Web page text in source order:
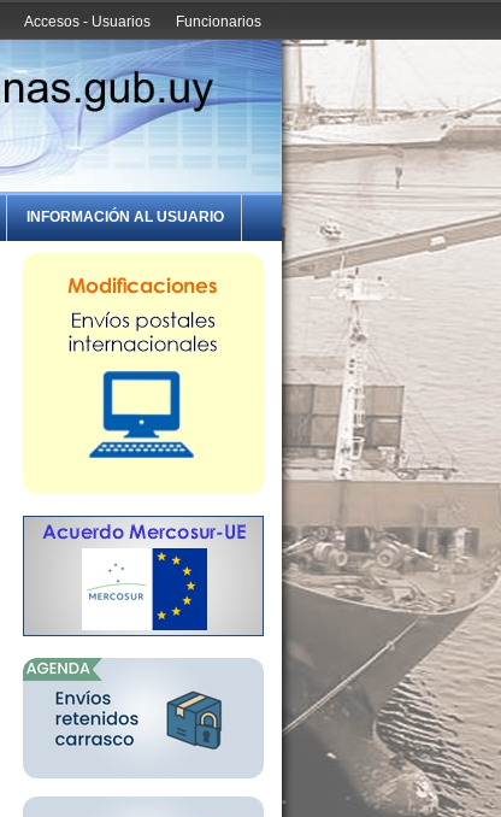
Funcionarios
Accesos - Usuarios
INFORMACIÓN AL USUARIO